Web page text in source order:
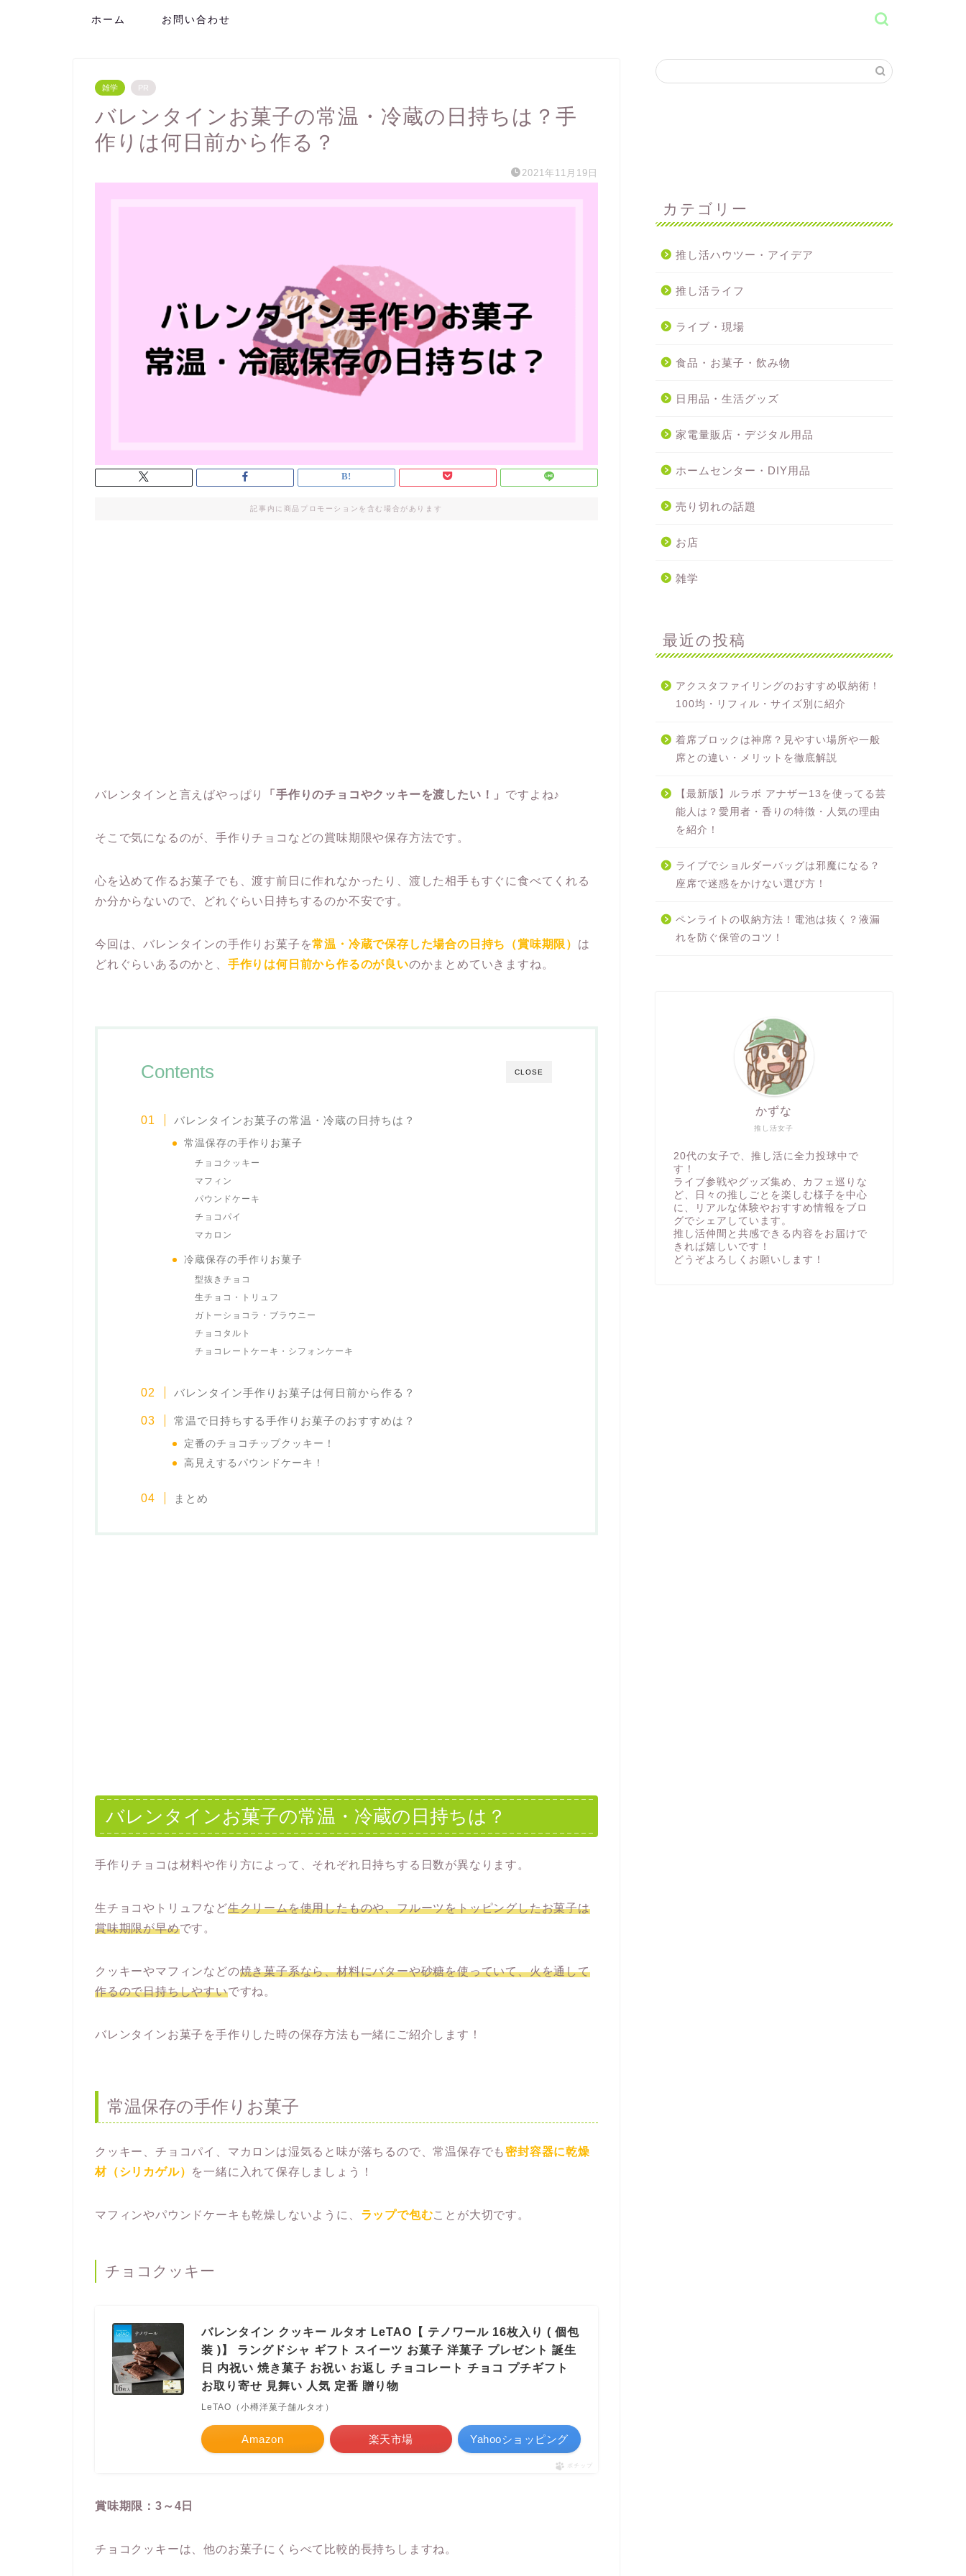
ホーム お問い合わせ
雑学 PR
バレンタインお菓子の常温・冷蔵の日持ちは？手
作りは何日前から作る？
2021年11月19日
記事内に商品プロモーションを含む場合があります
バレンタインと言えばやっぱり 「手作りのチョコやクッキーを渡したい！」 ですよね♪
そこで気になるのが、手作りチョコなどの賞味期限や保存方法です。
心を込めて作るお菓子でも、渡す前日に作れなかったり、渡した相手もすぐに食べてくれる
か分からないので、どれぐらい日持ちするのか不安です。
今回は、バレンタインの手作りお菓子を常温・冷蔵で保存した場合の日持ち（賞味期限） は
どれぐらいあるのかと、 手作りは何日前から作るのが良いのかまとめていきますね。
CLOSE
Contents
バレンタインお菓子の常温・冷蔵の日持ちは？
常温保存の手作りお菓子
チョコクッキー
マフィン
パウンドケーキ
チョコパイ
マカロン
冷蔵保存の手作りお菓子
型抜きチョコ
生チョコ・トリュフ
ガトーショコラ・ブラウニー
チョコタルト
チョコレートケーキ・シフォンケーキ
バレンタイン手作りお菓子は何日前から作る？
常温で日持ちする手作りお菓子のおすすめは？
定番のチョコチップクッキー！
高見えするパウンドケーキ！
まとめ
バレンタインお菓子の常温・冷蔵の日持ちは？
手作りチョコは材料や作り方によって、それぞれ日持ちする日数が異なります。
生チョコやトリュフなど生クリームを使用したものや、フルーツをトッピングしたお菓子は
賞味期限が早めです。
クッキーやマフィンなどの焼き菓子系なら、材料にバターや砂糖を使っていて、火を通して
作るので日持ちしやすいですね。
バレンタインお菓子を手作りした時の保存方法も一緒にご紹介します！
常温保存の手作りお菓子
クッキー、チョコパイ、マカロンは湿気ると味が落ちるので、常温保存でも密封容器に乾燥
材（シリカゲル） を一緒に入れて保存しましょう！
マフィンやパウンドケーキも乾燥しないように、 ラップで包むことが大切です。
チョコクッキー
バレンタイン クッキー ルタオ LeTAO【 テノワール 16枚入り ( 個包
装 )】 ラングドシャ ギフト スイーツ お菓子 洋菓子 プレゼント 誕生
日 内祝い 焼き菓子 お祝い お返し チョコレート チョコ プチギフト
お取り寄せ 見舞い 人気 定番 贈り物
LeTAO（小樽洋菓子舗ルタオ）
Amazon 楽天市場 Yahooショッピング
ポチップ
賞味期限：3～4日
チョコクッキーは、他のお菓子にくらべて比較的長持ちしますね。
カテゴリー
推し活ハウツー・アイデア
推し活ライフ
ライブ・現場
食品・お菓子・飲み物
日用品・生活グッズ
家電量販店・デジタル用品
ホームセンター・DIY用品
売り切れの話題
お店
雑学
最近の投稿
アクスタファイリングのおすすめ収納術！
100均・リフィル・サイズ別に紹介
着席ブロックは神席？見やすい場所や一般
席との違い・メリットを徹底解説
【最新版】ルラボ アナザー13を使ってる芸
能人は？愛用者・香りの特徴・人気の理由
を紹介！
ライブでショルダーバッグは邪魔になる？
座席で迷惑をかけない選び方！
ペンライトの収納方法！電池は抜く？液漏
れを防ぐ保管のコツ！
推し活女子
かずな
20代の女子で、推し活に全力投球中で
す！
ライブ参戦やグッズ集め、カフェ巡りな
ど、日々の推しごとを楽しむ様子を中心
に、リアルな体験やおすすめ情報をブロ
グでシェアしています。
推し活仲間と共感できる内容をお届けで
きれば嬉しいです！
どうぞよろしくお願いします！